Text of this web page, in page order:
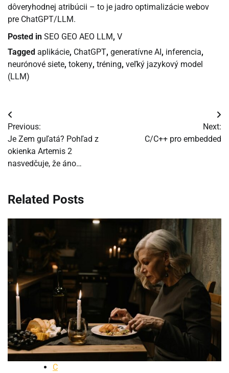
dôveryhodnej atribúcii – to je jadro optimalizácie webov
pre ChatGPT/LLM.
Posted in SEO GEO AEO LLM, V
Tagged aplikácie, ChatGPT, generatívne AI, inferencia,
neurónové siete, tokeny, tréning, veľký jazykový model
(LLM)
Navigácia
v
článku
Previous:
Je Zem guľatá? Pohľad z
okienka Artemis 2
nasvedčuje, že áno…
Next:
C/C++ pro embedded
Related Posts
C